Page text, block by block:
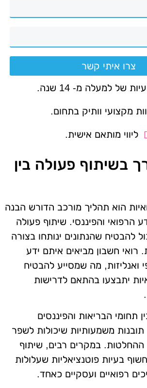
צרו איתי קשר
של למעלה מ- 14 שנה.
מקצועי וותיק בתחום.
ליווי מותאם אישית.
בשיתוף פעולה בין
הוא תהליך מורכב הדורש הבנה
הרפואי והפיננסי. שיתוף פעולה
להבטיח שהנתונים ינותחו בצורה
רואי חשבון מביאים איתם ידע
ואנליזות, מה שמסייע להבטיח
יתבצעו בהתאם לדרישות
תחומי הבריאות והפיננסים
משמעותיות שיכולות לשפר
במקרים רבים, שיתוף
בעיות פוטנציאליות שעלולות
רפואיים ועסקיים כאחד.